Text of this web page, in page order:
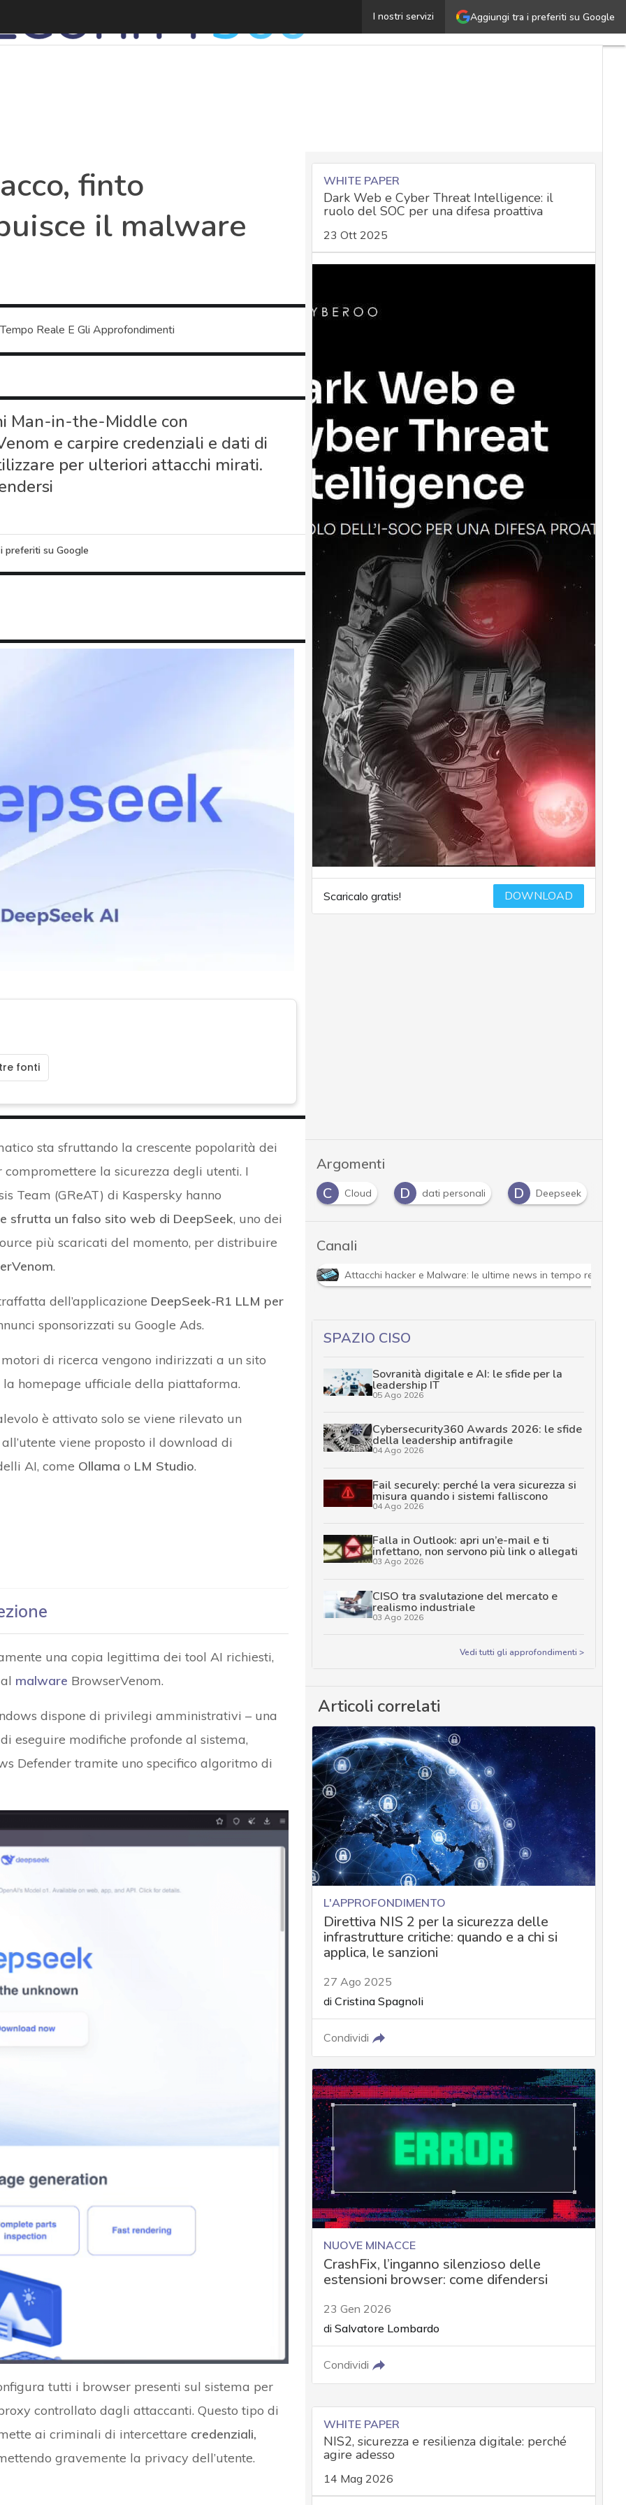
Aggiungi tra i preferiti su Google
I nostri servizi
DeepSeek sotto attacco, finto assistente AI
finto
il malware
Reale E Gli Approfondimenti
Man-in-the-Middle con
e carpire credenziali e dati di
per ulteriori attacchi mirati.
preferiti su Google
fonti
sta sfruttando la crescente popolarità dei
la sicurezza degli utenti. I
Team (GReAT) di Kaspersky hanno
sfrutta un falso sito web di DeepSeek, uno dei
più scaricati del momento, per distribuire
.
dell’applicazione DeepSeek-R1 LLM per
sponsorizzati su Google Ads.
di ricerca vengono indirizzati a un sito
homepage ufficiale della piattaforma.
è attivato solo se viene rilevato un
viene proposto il download di
AI, come Ollama o LM Studio.
una copia legittima dei tool AI richiesti,
malware BrowserVenom.
dispone di privilegi amministrativi – una
eseguire modifiche profonde al sistema,
Defender tramite uno specifico algoritmo di
tutti i browser presenti sul sistema per
controllato dagli attaccanti. Questo tipo di
ai criminali di intercettare credenziali,
gravemente la privacy dell’utente.
WHITE PAPER
Dark Web e Cyber Threat Intelligence: il
ruolo del SOC per una difesa proattiva
23 Ott 2025
Scaricalo gratis! DOWNLOAD
Argomenti
B
C Cloud D dati personali D Deepseek
Canali
Attacchi hacker e Malware: le ultime news in tempo reale e
SPAZIO CISO
Sovranità digitale e AI: le sfide per la
leadership IT
05 Ago 2026
Cybersecurity360 Awards 2026: le sfide
della leadership antifragile
04 Ago 2026
Fail securely: perché la vera sicurezza si
misura quando i sistemi falliscono
04 Ago 2026
Falla in Outlook: apri un’e-mail e ti
infettano, non servono più link o allegati
03 Ago 2026
CISO tra svalutazione del mercato e
realismo industriale
03 Ago 2026
Vedi tutti gli approfondimenti >
Articoli correlati
L'APPROFONDIMENTO
Direttiva NIS 2 per la sicurezza delle
infrastrutture critiche: quando e a chi si
applica, le sanzioni
27 Ago 2025
di Cristina Spagnoli
Condividi
NUOVE MINACCE
CrashFix, l’inganno silenzioso delle
estensioni browser: come difendersi
23 Gen 2026
di Salvatore Lombardo
Condividi
WHITE PAPER
NIS2, sicurezza e resilienza digitale: perché
agire adesso
14 Mag 2026